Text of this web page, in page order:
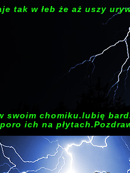
tak w łeb że aż uszy
swoim chomiku.lubię
ich na